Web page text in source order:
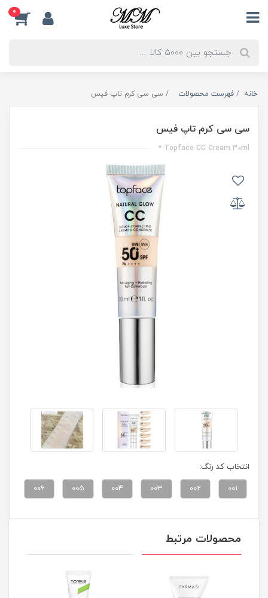
0
خانه فهرست محصولات سی سی کرم تاپ فیس
سی سی کرم تاپ فیس
Topface CC Cream 30ml *
انتخاب کد رنگ:
001
002
003
004
005
006
محصولات مرتبط